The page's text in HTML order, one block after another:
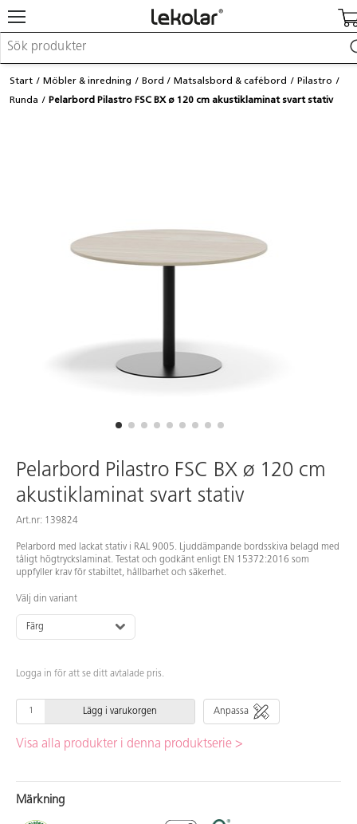
Möbler & inredning
Lekplatsutrustning & utemiljö
Hitta din säljare
Start Möbler & inredning Bord Matsalsbord & cafébord
Pilastro
Runda
Pelarbord Pilastro FSC BX ø 120 cm akustiklaminat svart stativ
Pelarbord Pilastro FSC BX ø 120 cm
akustiklaminat svart stativ
Art.nr: 139824
Pelarbord med lackat stativ i RAL 9005. Ljuddämpande bordsskiva belagd med
tåligt högtryckslaminat. Testat och godkänt enligt EN 15372:2016 som
uppfyller krav för stabiltet, hållbarhet och säkerhet.
Välj din variant
Färg
Logga in för att se ditt avtalade pris.
Lägg i varukorgen Anpassa
Visa alla produkter i denna produktserie >
Märkning